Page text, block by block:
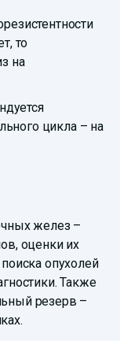
то
на
цикла – на
желез –
оценки их
опухолей
Также
резерв –